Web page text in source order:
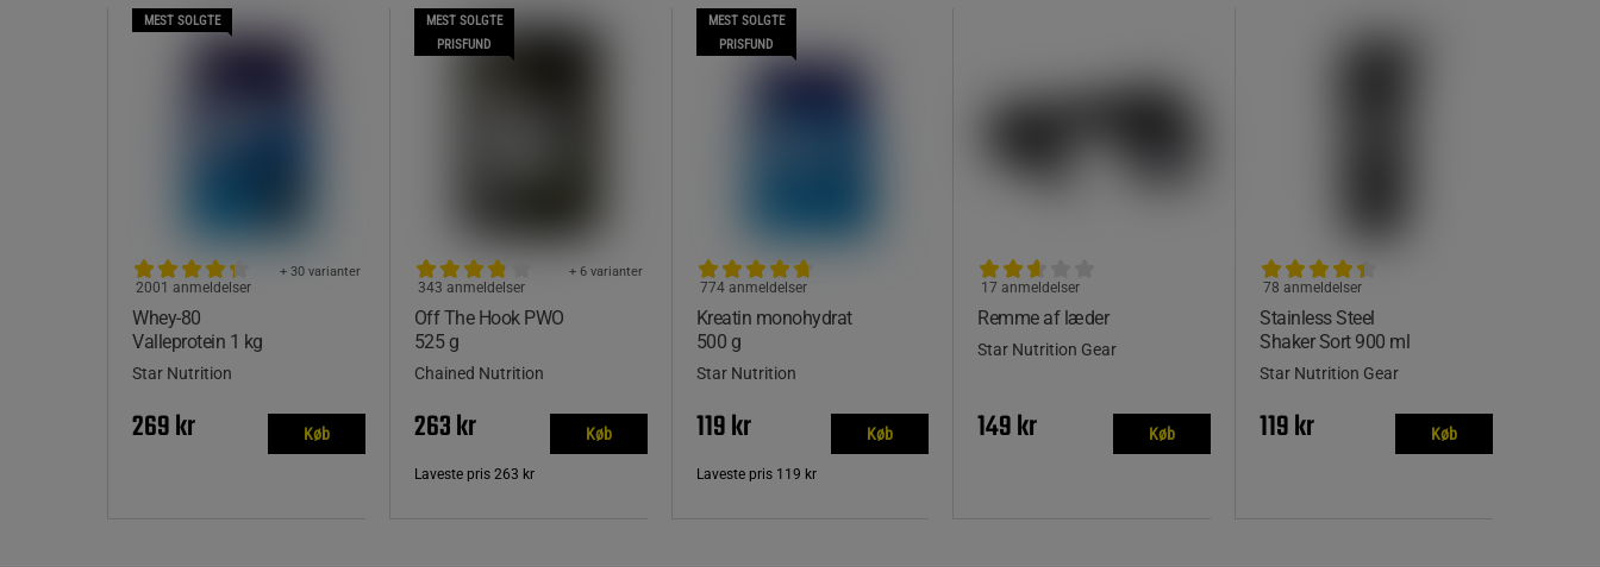
MEST SOLGTE
Whey-80
Valleprotein 1 kg
+ 30 varianter
2001 anmeldelser
Star Nutrition
269 kr Køb
MEST SOLGTE
PRISFUND
Off The Hook PWO
525 g
+ 6 varianter
343 anmeldelser
Chained Nutrition
263 kr Køb
Laveste pris 263 kr
MEST SOLGTE
PRISFUND
Kreatin monohydrat
500 g
774 anmeldelser
Star Nutrition
119 kr Køb
Laveste pris 119 kr
Remme af læder
17 anmeldelser
Star Nutrition Gear
149 kr Køb
Stainless Steel
Shaker Sort 900 ml
78 anmeldelser
Star Nutrition Gear
119 kr Køb